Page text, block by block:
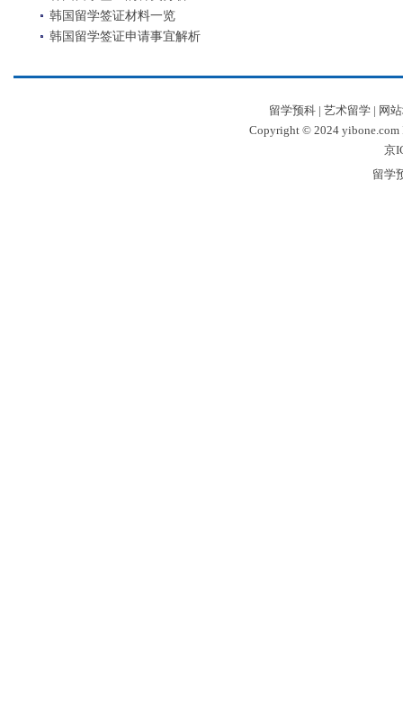
韩国留学签证材料一览
韩国留学签证申请事宜解析
留学预科| 艺术留学| 网
Copyright © 2024 yibone.com
京
留学